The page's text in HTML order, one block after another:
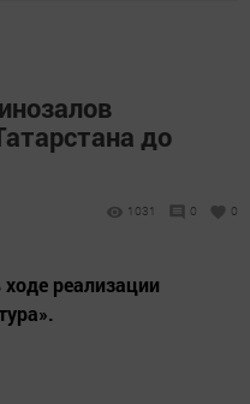
до
1031 0 0
реализации